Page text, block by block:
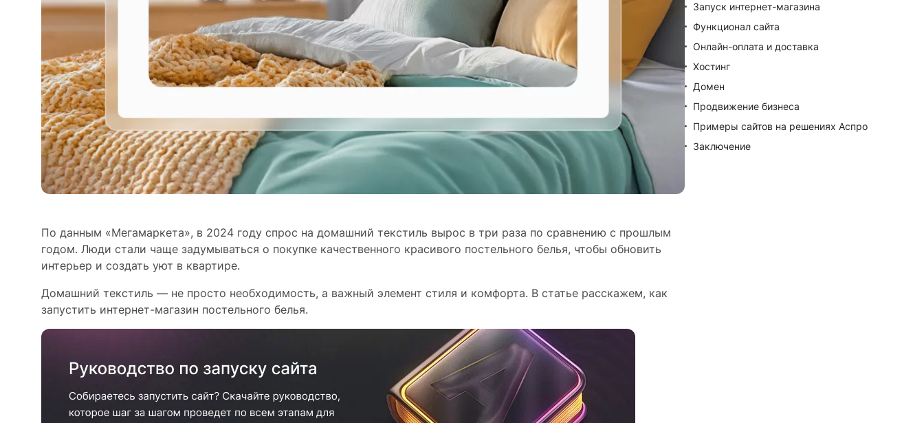
По данным «Мегамаркета», в 2024 году спрос на домашний текстиль вырос в три раза по сравнению с прошлым
годом. Люди стали чаще задумываться о покупке качественного красивого постельного белья, чтобы обновить
интерьер и создать уют в квартире.
Домашний текстиль — не просто необходимость, а важный элемент стиля и комфорта. В статье расскажем, как
запустить интернет-магазин постельного белья.
Запуск интернет-магазина
Функционал сайта
Онлайн-оплата и доставка
Хостинг
Домен
Продвижение бизнеса
Примеры сайтов на решениях Аспро
Заключение